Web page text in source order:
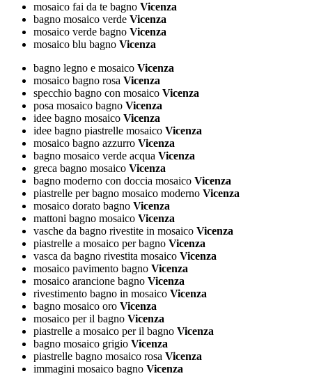
mosaico fai da te bagno Vicenza
bagno mosaico verde Vicenza
mosaico verde bagno Vicenza
mosaico blu bagno Vicenza
bagno legno e mosaico Vicenza
mosaico bagno rosa Vicenza
specchio bagno con mosaico Vicenza
posa mosaico bagno Vicenza
idee bagno mosaico Vicenza
idee bagno piastrelle mosaico Vicenza
mosaico bagno azzurro Vicenza
bagno mosaico verde acqua Vicenza
greca bagno mosaico Vicenza
bagno moderno con doccia mosaico Vicenza
piastrelle per bagno mosaico moderno Vicenza
mosaico dorato bagno Vicenza
mattoni bagno mosaico Vicenza
vasche da bagno rivestite in mosaico Vicenza
piastrelle a mosaico per bagno Vicenza
vasca da bagno rivestita mosaico Vicenza
mosaico pavimento bagno Vicenza
mosaico arancione bagno Vicenza
rivestimento bagno in mosaico Vicenza
bagno mosaico oro Vicenza
mosaico per il bagno Vicenza
piastrelle a mosaico per il bagno Vicenza
bagno mosaico grigio Vicenza
piastrelle bagno mosaico rosa Vicenza
immagini mosaico bagno Vicenza